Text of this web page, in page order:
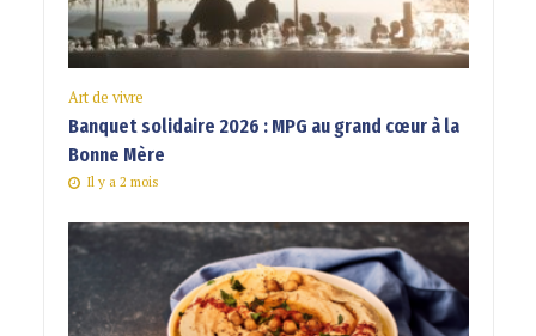
Art de vivre
Banquet solidaire 2026 : MPG au grand cœur à la
Bonne Mère
Il y a 2 mois